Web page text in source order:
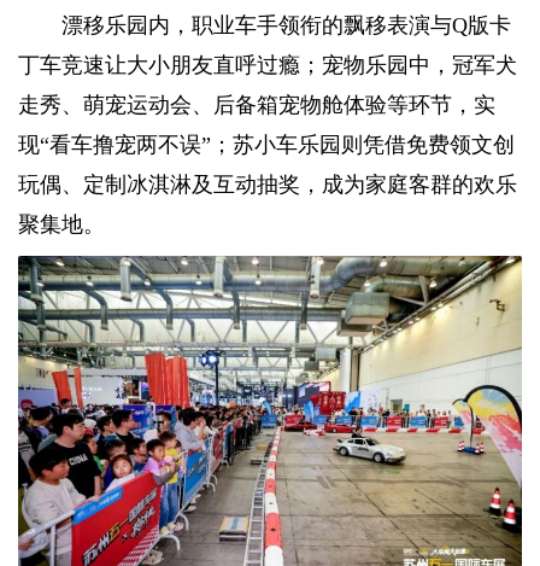
漂移乐园内，职业车手领衔的飘移表演与Q版卡
丁车竞速让大小朋友直呼过瘾；宠物乐园中，冠军犬
走秀、萌宠运动会、后备箱宠物舱体验等环节，实
现“看车撸宠两不误”；苏小车乐园则凭借免费领文创
玩偶、定制冰淇淋及互动抽奖，成为家庭客群的欢乐
聚集地。